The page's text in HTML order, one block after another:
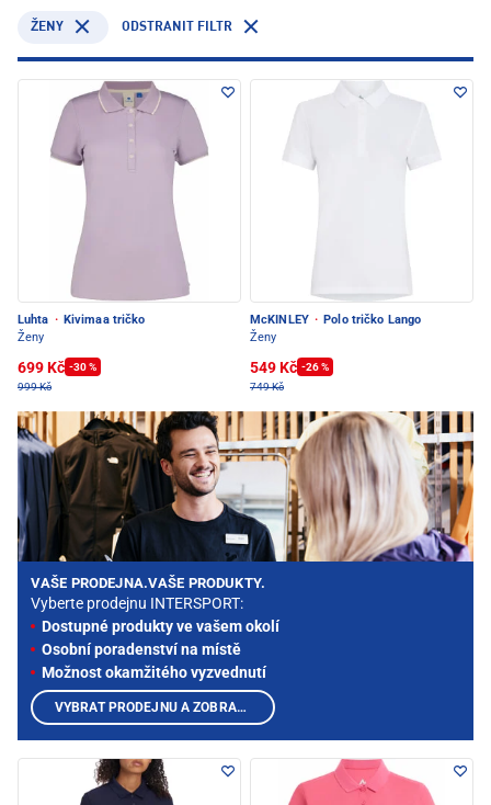
ŽENY ODSTRANIT FILTR
Luhta · Kivimaa tričko
Ženy
699 Kč -30 %
999 Kč
McKINLEY · Polo tričko Lango
Ženy
549 Kč -26 %
749 Kč
VAŠE PRODEJNA.VAŠE PRODUKTY.
Vyberte prodejnu INTERSPORT:
Dostupné produkty ve vašem okolí
Osobní poradenství na místě
Možnost okamžitého vyzvednutí
VYBRAT PRODEJNU A ZOBRAZIT PRODUKTY